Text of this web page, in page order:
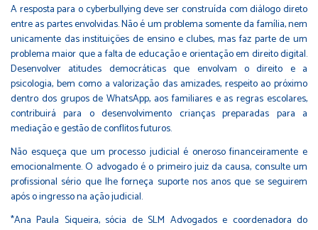
A resposta para o cyberbullying deve ser construída com diálogo direto
entre as partes envolvidas. Não é um problema somente da família, nem
unicamente das instituições de ensino e clubes, mas faz parte de um
problema maior que a falta de educação e orientação em direito digital.
Desenvolver atitudes democráticas que envolvam o direito e a
psicologia, bem como a valorização das amizades, respeito ao próximo
dentro dos grupos de WhatsApp, aos familiares e as regras escolares,
contribuirá para o desenvolvimento crianças preparadas para a
mediação e gestão de conflitos futuros.
Não esqueça que um processo judicial é oneroso financeiramente e
emocionalmente. O advogado é o primeiro juiz da causa, consulte um
profissional sério que lhe forneça suporte nos anos que se seguirem
após o ingresso na ação judicial.
*Ana Paula Siqueira, sócia de SLM Advogados e coordenadora do